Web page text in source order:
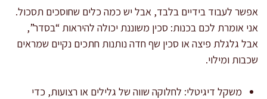
אפשר לעבוד בידיים בלבד, אבל יש כמה כלים שחוסכים תסכול.
אני אומרת לכם בכנות: סכין משוננת יכולה להיראות “בסדר”,
אבל גלגלת פיצה או סכין שף חדה נותנות חתכים נקיים שמראים
שכבות ומילוי.
משקל דיגיטלי: לחלוקה שווה של גלילים או רצועות, כדי